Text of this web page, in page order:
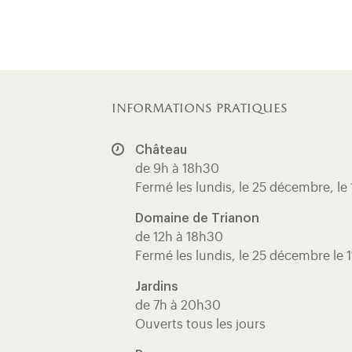
informations pratiques
Château
de 9h à 18h30
Fermé les lundis, le 25 décembre, le
Domaine de Trianon
de 12h à 18h30
Fermé les lundis, le 25 décembre le 1
Jardins
de 7h à 20h30
Ouverts tous les jours